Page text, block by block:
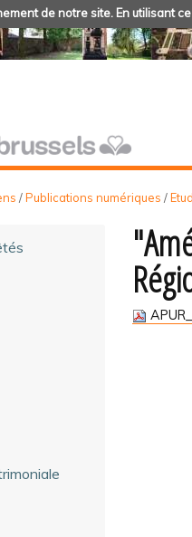
de notre site. En utilisant
/Publications numériques /